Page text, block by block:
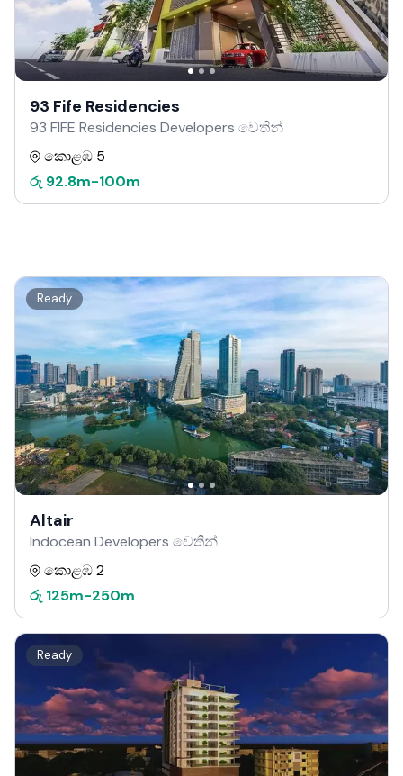
93 Fife Residencies
93 FIFE Residencies Developers වෙතින්
කොළඹ 5
රු 92.8m-100m
Ready
Altair
Indocean Developers වෙතින්
කොළඹ 2
රු 125m-250m
Ready